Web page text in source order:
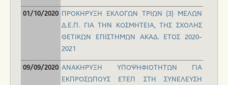
01/10/2020 ΠΡΟΚΗΡΥΞΗ ΕΚΛΟΓΩΝ ΤΡΙΩΝ (3) ΜΕΛΩΝ
Δ.Ε.Π. ΓΙΑ ΤΗΝ ΚΟΣΜΗΤΕΙΑ, ΤΗΣ ΣΧΟΛΗΣ
ΘΕΤΙΚΩΝ ΕΠΙΣΤΗΜΩΝ ΑΚΑΔ. ΕΤΟΣ 2020-
2021
09/09/2020 ΑΝΑΚΗΡΥΞΗ ΥΠΟΨΗΦΙΟΤΗΤΩΝ ΓΙΑ
ΕΚΠΡΟΣΩΠΟΥΣ ΕΤΕΠ ΣΤΗ ΣΥΝΕΛΕΥΣΗ